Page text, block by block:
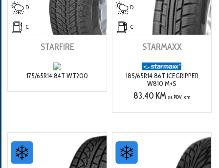
D
C
STARFIRE
175/65R14 84T WT200
D
C
STARMAXX
185/65R14 86T ICEGRIPPER
W810 M+S
83.40 KM sa PDV-om